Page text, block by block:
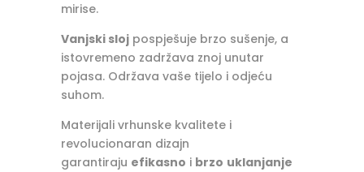
mirise.
Vanjski slojpospješuje brzo sušenje, a
istovremeno zadržava znoj unutar
pojasa. Održava vaše tijelo i odjeću
suhom.
Materijali vrhunske kvalitete i
revolucionaran dizajn
garantiraju efikasno i brzo uklanjanje